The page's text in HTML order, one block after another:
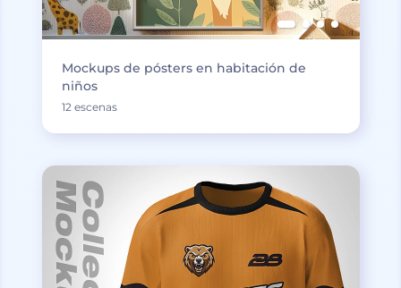
Mockups de pósters en habitación de
niños
12 escenas